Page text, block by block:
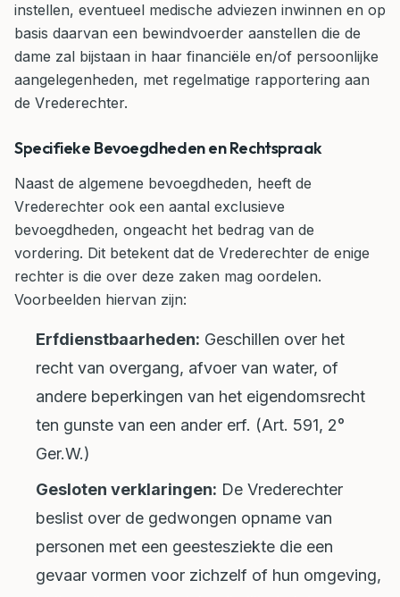
instellen, eventueel medische adviezen inwinnen en op
basis daarvan een bewindvoerder aanstellen die de
dame zal bijstaan in haar financiële en/of persoonlijke
aangelegenheden, met regelmatige rapportering aan
de Vrederechter.
Specifieke Bevoegdheden en Rechtspraak
Naast de algemene bevoegdheden, heeft de
Vrederechter ook een aantal exclusieve
bevoegdheden, ongeacht het bedrag van de
vordering. Dit betekent dat de Vrederechter de enige
rechter is die over deze zaken mag oordelen.
Voorbeelden hiervan zijn:
Erfdienstbaarheden: Geschillen over het
recht van overgang, afvoer van water, of
andere beperkingen van het eigendomsrecht
ten gunste van een ander erf. (Art. 591, 2°
Ger.W.)
Gesloten verklaringen: De Vrederechter
beslist over de gedwongen opname van
personen met een geestesziekte die een
gevaar vormen voor zichzelf of hun omgeving,